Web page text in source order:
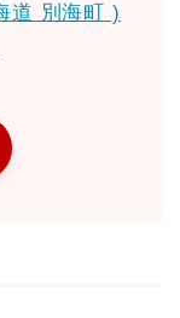
道 別海町 )